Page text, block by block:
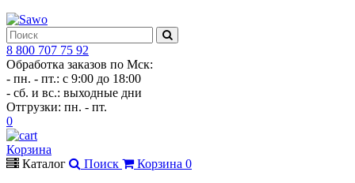
8 800 707 75 92
Обработка заказов по Мск:
- пн. - пт.: с 9:00 до 18:00
- сб. и вс.: выходные дни
Отгрузки: пн. - пт.
0
Корзина
Каталог
Поиск Корзина 0